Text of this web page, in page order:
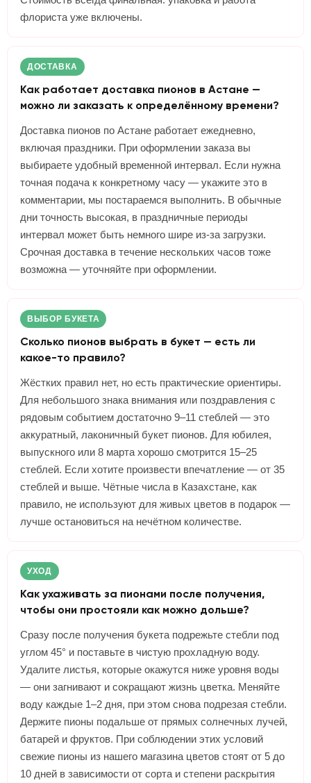
флориста уже включены.
ДОСТАВКА
Как работает доставка пионов в Астане —
можно ли заказать к определённому времени?
Доставка пионов по Астане работает ежедневно,
включая праздники. При оформлении заказа вы
выбираете удобный временной интервал. Если нужна
точная подача к конкретному часу — укажите это в
комментарии, мы постараемся выполнить. В обычные
дни точность высокая, в праздничные периоды
интервал может быть немного шире из-за загрузки.
Срочная доставка в течение нескольких часов тоже
возможна — уточняйте при оформлении.
ВЫБОР БУКЕТА
Сколько пионов выбрать в букет — есть ли
какое-то правило?
Жёстких правил нет, но есть практические ориентиры.
Для небольшого знака внимания или поздравления с
рядовым событием достаточно 9–11 стеблей — это
аккуратный, лаконичный букет пионов. Для юбилея,
выпускного или 8 марта хорошо смотрится 15–25
стеблей. Если хотите произвести впечатление — от 35
стеблей и выше. Чётные числа в Казахстане, как
правило, не используют для живых цветов в подарок —
лучше остановиться на нечётном количестве.
УХОД
Как ухаживать за пионами после получения,
чтобы они простояли как можно дольше?
Сразу после получения букета подрежьте стебли под
углом 45° и поставьте в чистую прохладную воду.
Удалите листья, которые окажутся ниже уровня воды
— они загнивают и сокращают жизнь цветка. Меняйте
воду каждые 1–2 дня, при этом снова подрезая стебли.
Держите пионы подальше от прямых солнечных лучей,
батарей и фруктов. При соблюдении этих условий
свежие пионы из нашего магазина цветов стоят от 5 до
10 дней в зависимости от сорта и степени раскрытия